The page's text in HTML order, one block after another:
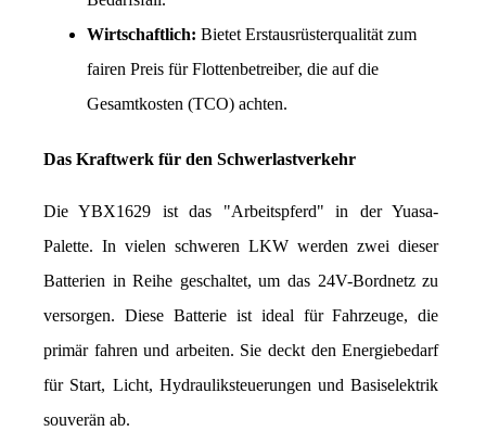
Wirtschaftlich: Bietet Erstausrüsterqualität zum
fairen Preis für Flottenbetreiber, die auf die
Gesamtkosten (TCO) achten.
Das Kraftwerk für den Schwerlastverkehr
Die YBX1629 ist das "Arbeitspferd" in der Yuasa-
Palette. In vielen schweren LKW werden zwei dieser
Batterien in Reihe geschaltet, um das 24V-Bordnetz zu
versorgen. Diese Batterie ist ideal für Fahrzeuge, die
primär fahren und arbeiten. Sie deckt den Energiebedarf
für Start, Licht, Hydrauliksteuerungen und Basiselektrik
souverän ab.